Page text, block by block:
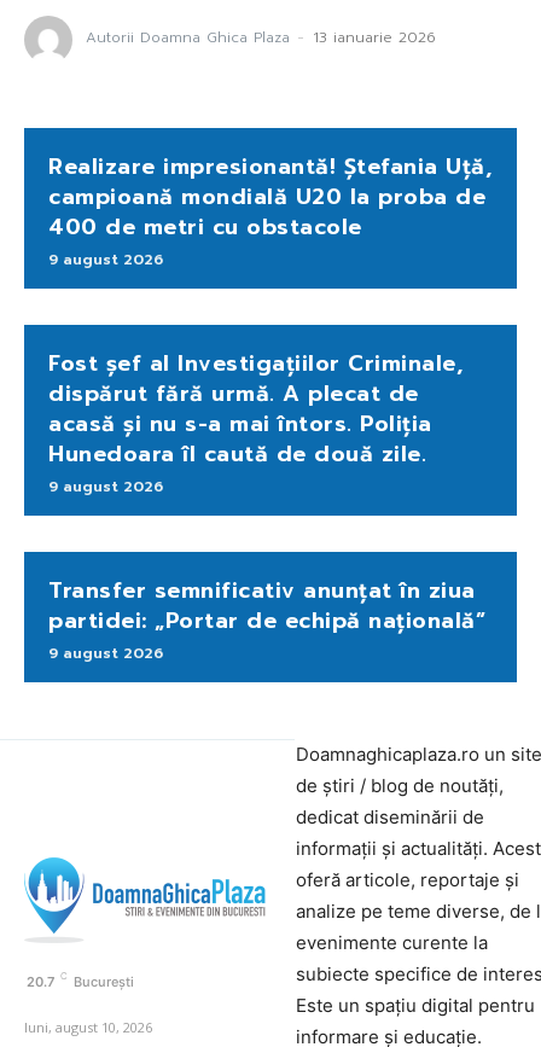
Autorii Doamna Ghica Plaza - 13 ianuarie 2026
Realizare impresionantă! Ștefania Uță,
campioană mondială U20 la proba de
400 de metri cu obstacole
9 august 2026
Fost șef al Investigațiilor Criminale,
dispărut fără urmă. A plecat de
acasă și nu s-a mai întors. Poliția
Hunedoara îl caută de două zile.
9 august 2026
Transfer semnificativ anunțat în ziua
partidei: „Portar de echipă națională”
9 august 2026
20.7 C București
luni, august 10, 2026
Doamnaghicaplaza.ro un site
de știri / blog de noutăți,
dedicat diseminării de
informații și actualități.
oferă articole, reportaje și
analize pe teme diverse, de
evenimente curente la
subiecte specifice de
Este un spațiu digital pentru
informare și educație.